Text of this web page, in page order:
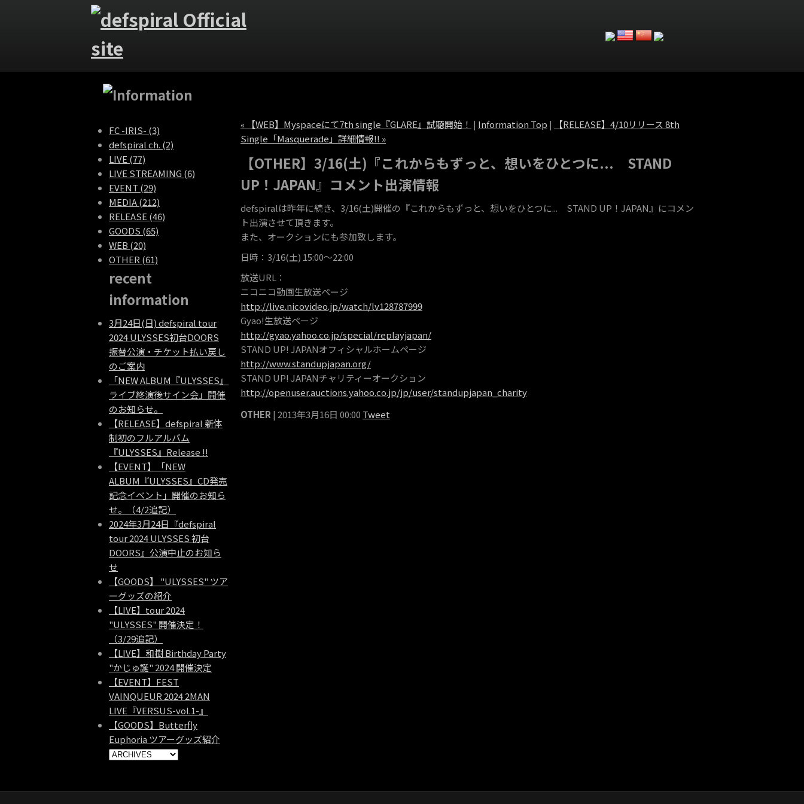
FC -IRIS- (3)
defspiral ch. (2)
LIVE (77)
LIVE STREAMING (6)
EVENT (29)
MEDIA (212)
RELEASE (46)
GOODS (65)
WEB (20)
OTHER (61)
recent
information
3月24日(日) defspiral tour
2024 ULYSSES初台DOORS
振替公演・チケット払い戻し
のご案内
「NEW ALBUM『ULYSSES』
ライブ終演後サイン会」開催
のお知らせ。
【RELEASE】defspiral 新体
制初のフルアルバム
『ULYSSES』Release !!
【EVENT】「NEW
ALBUM『ULYSSES』CD発売
記念イベント」開催のお知ら
せ。（4/2追記）
2024年3月24日『defspiral
tour 2024 ULYSSES 初台
DOORS』公演中止のお知ら
せ
【GOODS】 "ULYSSES" ツア
ーグッズの紹介
【LIVE】tour 2024
"ULYSSES" 開催決定！
（3/29追記）
【LIVE】和樹 Birthday Party
"かじゅ誕" 2024 開催決定
【EVENT】FEST
VAINQUEUR 2024 2MAN
LIVE『VERSUS-vol.1-』
【GOODS】Butterfly
Euphoria ツアーグッズ紹介
« 【WEB】Myspaceにて7th single『GLARE』試聴開始！ | Information Top |
【RELEASE】4/10リリース 8th
Single「Masquerade」詳細情報!! »
【OTHER】3/16(土)『これからもずっと、想いをひとつに... STAND
UP！JAPAN』コメント出演情報
defspiralは昨年に続き、3/16(土)開催の『これからもずっと、想いをひとつに... STAND UP！JAPAN』にコメン
ト出演させて頂きます。
また、オークションにも参加致します。
日時：3/16(土) 15:00～22:00
放送URL：
ニコニコ動画生放送ページ
http://live.nicovideo.jp/watch/lv128787999
Gyao!生放送ページ
http://gyao.yahoo.co.jp/special/replayjapan/
STAND UP! JAPANオフィシャルホームページ
http://www.standupjapan.org/
STAND UP! JAPANチャリティーオークション
http://openuser.auctions.yahoo.co.jp/jp/user/standupjapan_charity
OTHER | 2013年3月16日 00:00 Tweet